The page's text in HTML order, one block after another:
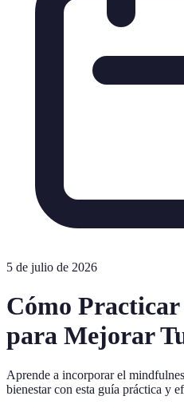
5 de julio de 2026
Cómo
para Mejorar
Aprende a incorporar el
bienestar con esta guía práctica y